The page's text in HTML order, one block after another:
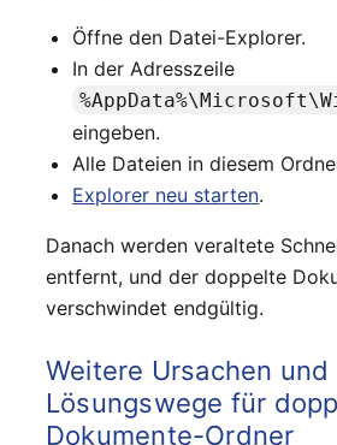
Öffne den Datei-Explorer.
In der Adresszeile
eingeben.
Alle Dateien in diesem
Explorer neu starten.
Danach werden veraltete
entfernt, und der doppelte
verschwindet endgültig.
Weitere Ursachen und
Lösungswege für
Dokumente-Ordner